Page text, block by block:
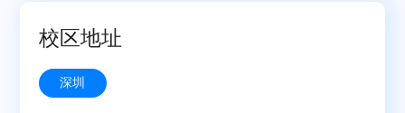
校区地址
深圳